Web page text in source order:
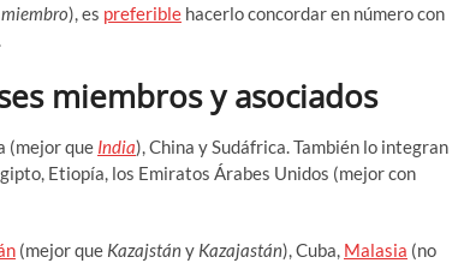
), es preferible hacerlo concordar en número con
miembros y asociados
(mejor que India), China y Sudáfrica. También lo integran
Etiopía, los Emiratos Árabes Unidos (mejor con
(mejor que Kazajstány Kazajastán), Cuba, Malasia (no